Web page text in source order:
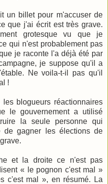
un billet pour m'accuser de
que j'ai écrit est très grave.
grotesque vu que je
qui n'est probablement pas
je raconte l'a déjà été par
je suppose qu'il a
Ne voila-t-il pas qu'il
!
blogueurs réactionnaires
le gouvernement a utilisé
la seule personne qui
de gagner les élections de
et la droite ce n'est pas
« le pognon c'est mal »
c'est mal », en résumé. La